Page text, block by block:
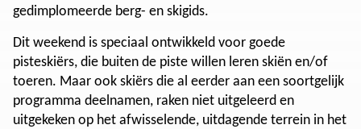
gedimplomeerde berg- en skigids.
Dit weekend is speciaal ontwikkeld voor goede
pisteskiërs, die buiten de piste willen leren skiën en/of
toeren. Maar ook skiërs die al eerder aan een soortgelijk
programma deelnamen, raken niet uitgeleerd en
uitgekeken op het afwisselende, uitdagende terrein in het